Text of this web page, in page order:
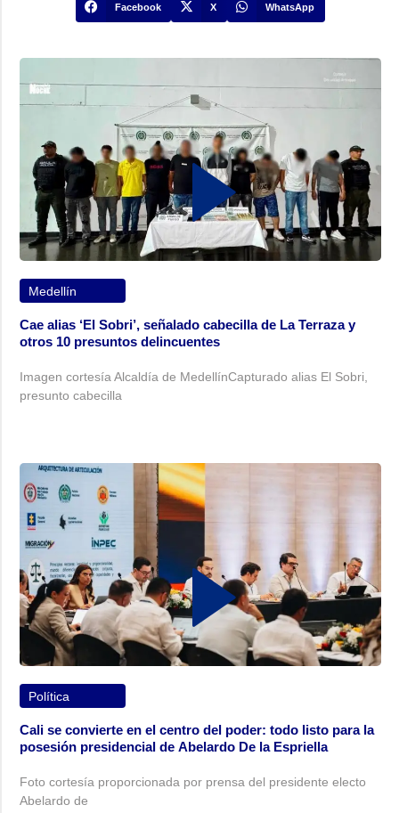
Facebook X WhatsApp
Medellín
Cae alias ‘El Sobri’, señalado cabecilla de La Terraza y
otros 10 presuntos delincuentes
Imagen cortesía Alcaldía de MedellínCapturado alias El Sobri,
presunto cabecilla
Política
Cali se convierte en el centro del poder: todo listo para la
posesión presidencial de Abelardo De la Espriella
Foto cortesía proporcionada por prensa del presidente electo
Abelardo de